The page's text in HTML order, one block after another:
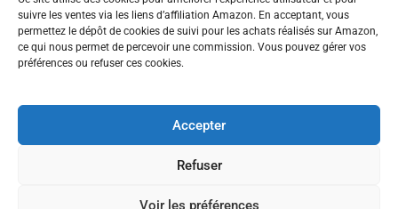
suivre les ventes via les liens d’affiliation Amazon. En acceptant, vous
permettez le dépôt de cookies de suivi pour les achats réalisés sur Amazon,
ce qui nous permet de percevoir une commission. Vous pouvez gérer vos
préférences ou refuser ces cookies.
Accepter
Refuser
Voir les préférences
Nos tests et comparatifs 0% pub, 100%
indépendants !
d’hébergements écologiques pour un mode de vie